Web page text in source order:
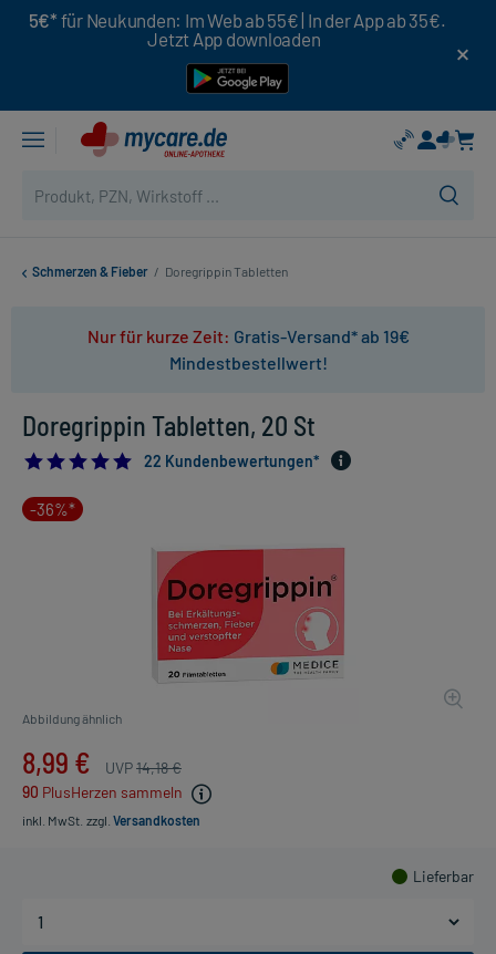
5€* für Neukunden: Im Web ab 55€ | In der App ab 35€.
Jetzt App downloaden
Schmerzen & Fieber / Doregrippin Tabletten
Nur für kurze Zeit: Gratis-Versand* ab 19€
Mindestbestellwert!
Doregrippin Tabletten, 20 St
4.7727272727272725
22 Kundenbewertungen*
-36%*
Abbildung ähnlich
8,99 € UVP14,18 €
90 PlusHerzen sammeln
inkl. MwSt. zzgl. Versandkosten
Lieferbar